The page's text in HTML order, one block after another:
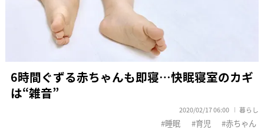
6時間ぐずる赤ちゃんも即寝…快眠寝室のカギ
は“雑音”
2020/02/17 06:00 暮らし
睡眠 育児 赤ちゃん